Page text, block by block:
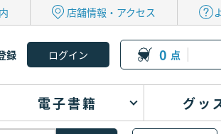
店舗情報・アクセス
録 0 点
電子書籍 グッ